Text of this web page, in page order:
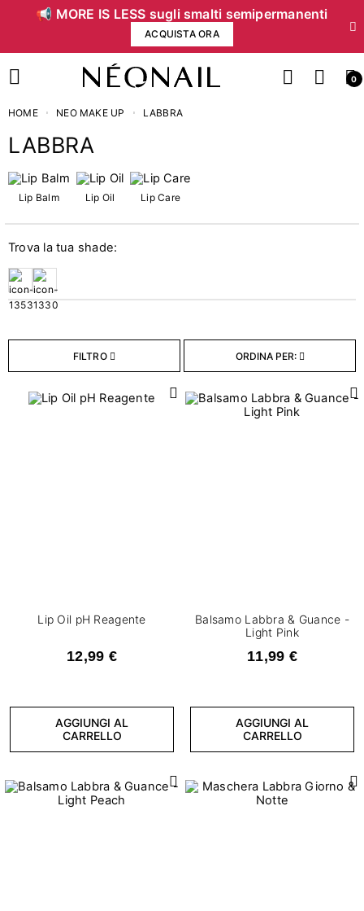
📢 MORE IS LESS sugli smalti semipermanenti
ACQUISTA ORA
0
Prezzo
€ €
Categorie
Lip Balm
HOME NEO MAKE UP LABBRA
LABBRA
Lip Balm Lip Oil Lip Care
Trova la tua shade:
FILTRO ORDINA PER:
Lip Oil pH Reagente
12,99 €
AGGIUNGI AL
CARRELLO
Balsamo Labbra & Guance -
Light Pink
11,99 €
AGGIUNGI AL
CARRELLO